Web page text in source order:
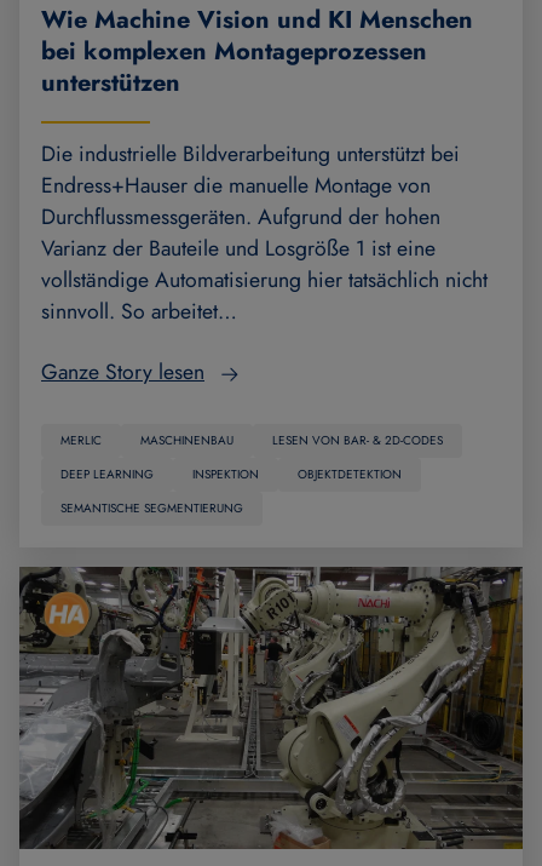
Wie Machine Vision und KI Menschen
bei komplexen Montageprozessen
unterstützen
Die industrielle Bildverarbeitung unterstützt bei
Endress+Hauser die manuelle Montage von
Durchflussmessgeräten. Aufgrund der hohen
Varianz der Bauteile und Losgröße 1 ist eine
vollständige Automatisierung hier tatsächlich nicht
sinnvoll. So arbeitet…
Ganze Story lesen
MERLIC MASCHINENBAU
LESEN VON BAR- & 2D-CODES
DEEP LEARNING
INSPEKTION
OBJEKTDETEKTION
SEMANTISCHE SEGMENTIERUNG